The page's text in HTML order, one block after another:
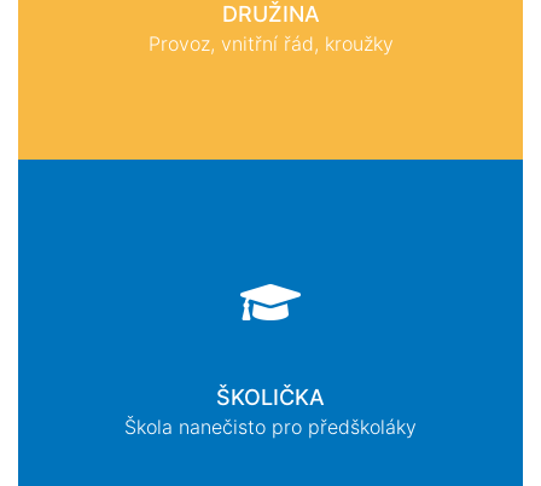
DRUŽINA
Provoz, vnitřní řád, kroužky
ŠKOLIČKA
Škola nanečisto pro předškoláky